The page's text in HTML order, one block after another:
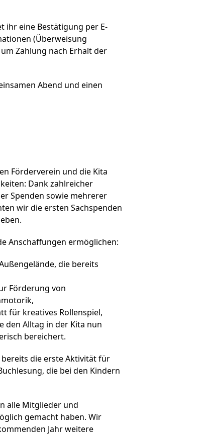
ihr eine Bestätigung per E-
(Überweisung
Zahlung nach Erhalt der
Abend und einen
Förderverein und die Kita
Dank zahlreicher
Spenden sowie mehrerer
wir die ersten Sachspenden
Anschaffungen ermöglichen:
die bereits
Förderung von
für kreatives Rollenspiel,
den Alltag in der Kita nun
bereichert.
die erste Aktivität für
die bei den Kindern
alle Mitglieder und
gemacht haben. Wir
Jahr weitere